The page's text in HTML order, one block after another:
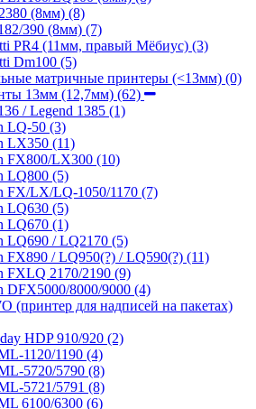
(8мм) (8)
390 (8мм) (7)
PR4 (11мм, правый Мёбиус) (3)
Dm100 (5)
матричные принтеры (<13мм) (0)
13мм (12,7мм) (62)
/ Legend 1385 (1)
LQ-50 (3)
LX350 (11)
FX800/LX300 (10)
LQ800 (5)
FX/LX/LQ-1050/1170 (7)
LQ630 (5)
LQ670 (1)
LQ690 / LQ2170 (5)
FX890 / LQ950(?) / LQ590(?) (11)
FXLQ 2170/2190 (9)
DFX5000/8000/9000 (4)
(принтер для надписей на пакетах)
HDP 910/920 (2)
1120/1190 (4)
5720/5790 (8)
5721/5791 (8)
6100/6300 (6)